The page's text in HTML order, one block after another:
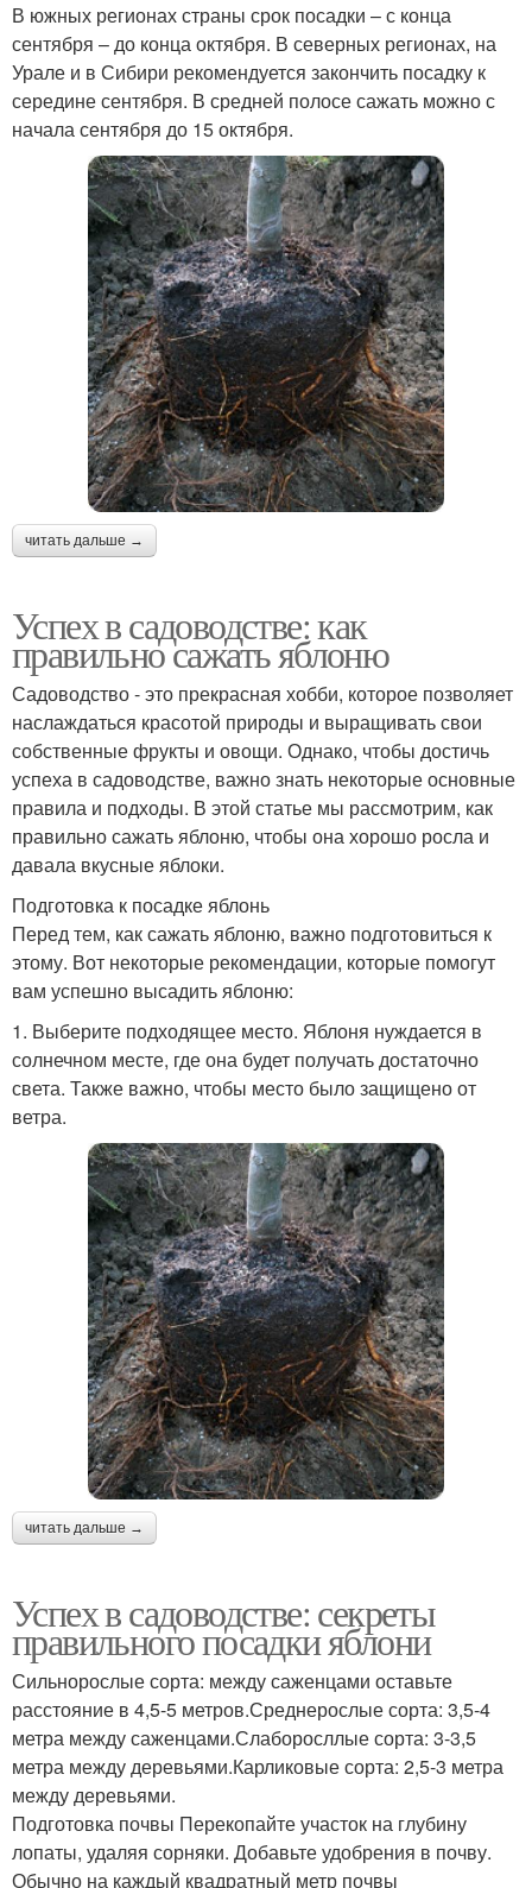
В южных регионах страны срок посадки – с конца
сентября – до конца октября. В северных регионах, на
Урале и в Сибири рекомендуется закончить посадку к
середине сентября. В средней полосе сажать можно с
начала сентября до 15 октября.
читать дальше →
Успех в садоводстве: как
правильно сажать яблоню
Садоводство - это прекрасная хобби, которое позволяет
наслаждаться красотой природы и выращивать свои
собственные фрукты и овощи. Однако, чтобы достичь
успеха в садоводстве, важно знать некоторые основные
правила и подходы. В этой статье мы рассмотрим, как
правильно сажать яблоню, чтобы она хорошо росла и
давала вкусные яблоки.
Подготовка к посадке яблонь
Перед тем, как сажать яблоню, важно подготовиться к
этому. Вот некоторые рекомендации, которые помогут
вам успешно высадить яблоню:
1. Выберите подходящее место. Яблоня нуждается в
солнечном месте, где она будет получать достаточно
света. Также важно, чтобы место было защищено от
ветра.
читать дальше →
Успех в садоводстве: секреты
правильного посадки яблони
Сильнорослые сорта: между саженцами оставьте
расстояние в 4,5-5 метров.Среднерослые сорта: 3,5-4
метра между саженцами.Слаборосллые сорта: 3-3,5
метра между деревьями.Карликовые сорта: 2,5-3 метра
между деревьями.
Подготовка почвы Перекопайте участок на глубину
лопаты, удаляя сорняки. Добавьте удобрения в почву.
Обычно на каждый квадратный метр почвы